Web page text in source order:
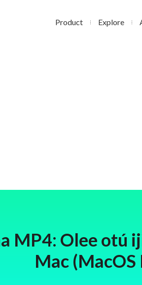
Product Explore
MP4: Olee otú
Mac (MacOS